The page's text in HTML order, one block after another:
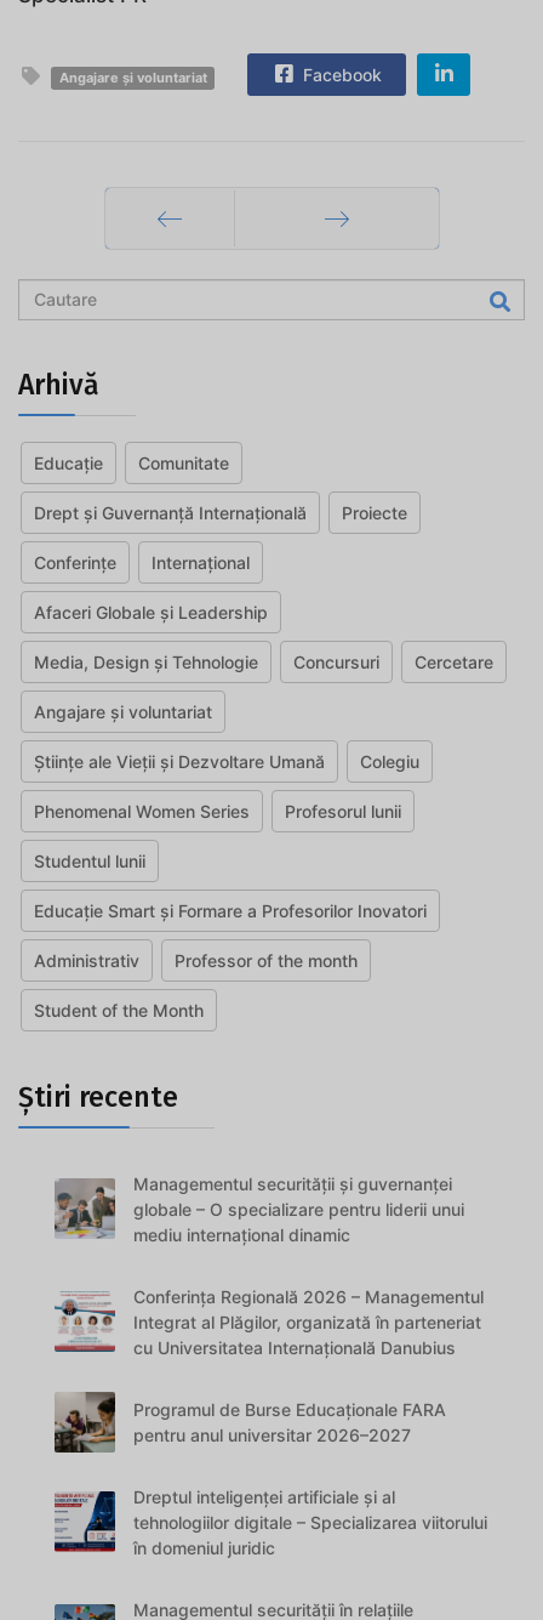
Angajare și voluntariat Facebook
Prec Mai departe
Arhivă
Educație Comunitate
Drept și Guvernanță Internațională Proiecte
Conferințe Internațional
Afaceri Globale și Leadership
Media, Design și Tehnologie Concursuri Cercetare
Angajare și voluntariat
Științe ale Vieții și Dezvoltare Umană Colegiu
Phenomenal Women Series Profesorul lunii
Studentul lunii
Educație Smart și Formare a Profesorilor Inovatori
Administrativ Professor of the month
Student of the Month
Știri recente
Managementul securității și guvernanței
globale – O specializare pentru liderii unui
mediu internațional dinamic
Conferința Regională 2026 – Managementul
Integrat al Plăgilor, organizată în parteneriat
cu Universitatea Internațională Danubius
Programul de Burse Educaționale FARA
pentru anul universitar 2026–2027
Dreptul inteligenței artificiale și al
tehnologiilor digitale – Specializarea viitorului
în domeniul juridic
Managementul securității în relațiile